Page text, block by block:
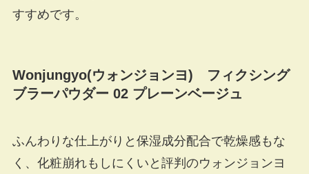
すすめです。
Wonjungyo(ウォンジョンヨ) フィクシング
ブラーパウダー 02 プレーンベージュ
ふんわりな仕上がりと保湿成分配合で乾燥感もな
く、化粧崩れもしにくいと評判のウォンジョンヨ